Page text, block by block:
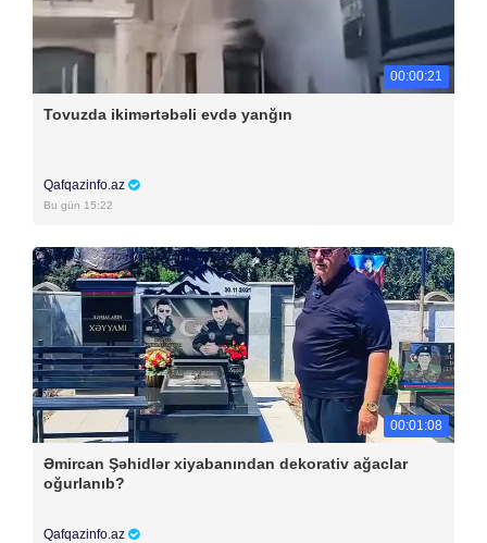
00:00:21
Tovuzda ikimərtəbəli evdə yanğın
Qafqazinfo.az
Bu gün 15:22
00:01:08
Əmircan Şəhidlər xiyabanından dekorativ ağaclar
oğurlanıb?
Qafqazinfo.az